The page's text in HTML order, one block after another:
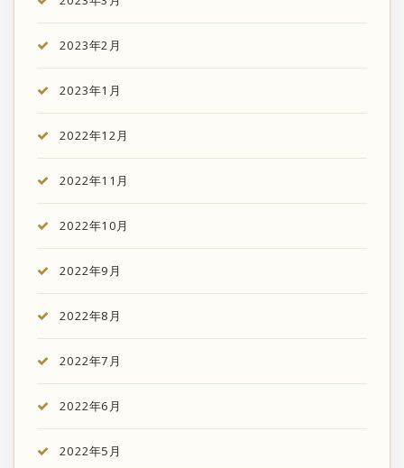
2023年2月
2023年1月
2022年12月
2022年11月
2022年10月
2022年9月
2022年8月
2022年7月
2022年6月
2022年5月